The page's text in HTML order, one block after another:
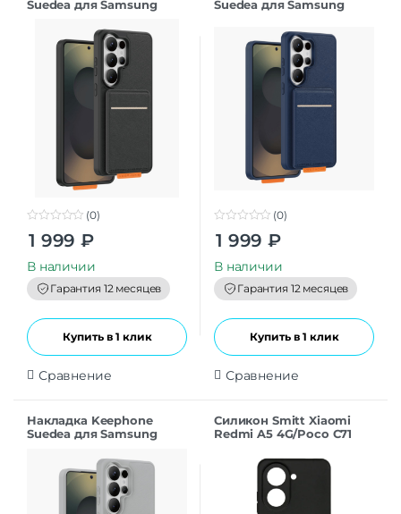
Suedea для Samsung
t
o
f
5
(0)
1 999 ₽
В наличии
Гарантия 12 месяцев
Купить в 1 клик
Сравнение
Suedea для Samsung
t
o
f
5
(0)
1 999 ₽
В наличии
Гарантия 12 месяцев
Купить в 1 клик
Сравнение
Накладка Keephone
Suedea для Samsung
Силикон Smitt Xiaomi
Redmi A5 4G/Poco C71